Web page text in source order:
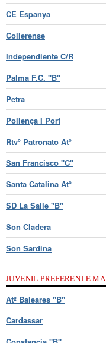
CE Espanya
Collerense
Independiente C/R
Palma F.C. "B"
Petra
Pollença I Port
Rtvº Patronato Atº
San Francisco "C"
Santa Catalina Atº
SD La Salle "B"
Son Cladera
Son Sardina
JUVENIL PREFERENTE
Atº Baleares "B"
Cardassar